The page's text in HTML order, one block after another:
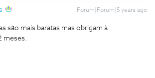
Forum|Forum|5 years ago
são mais baratas mas obrigam à
meses.